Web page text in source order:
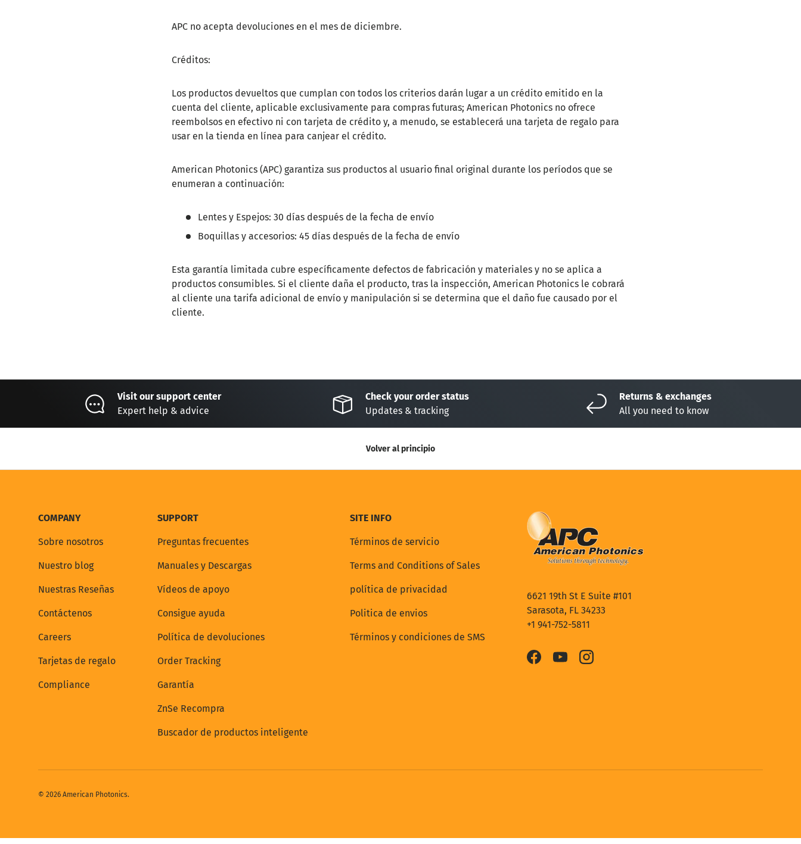
APC no acepta devoluciones en el mes de diciembre.
Créditos:
Los productos devueltos que cumplan con todos los criterios darán lugar a un crédito emitido en la
cuenta del cliente, aplicable exclusivamente para compras futuras; American Photonics no ofrece
reembolsos en efectivo ni con tarjeta de crédito y, a menudo, se establecerá una tarjeta de regalo para
usar en la tienda en línea para canjear el crédito.
American Photonics (APC) garantiza sus productos al usuario final original durante los períodos que se
enumeran a continuación:
Lentes y Espejos: 30 días después de la fecha de envío
Boquillas y accesorios: 45 días después de la fecha de envío
Esta garantía limitada cubre específicamente defectos de fabricación y materiales y no se aplica a
productos consumibles. Si el cliente daña el producto, tras la inspección, American Photonics le cobrará
al cliente una tarifa adicional de envío y manipulación si se determina que el daño fue causado por el
cliente.
Visit our support center
Expert help & advice
Check your order status
Updates & tracking
Returns & exchanges
All you need to know
Volver al principio
COMPANY
Sobre nosotros
Nuestro blog
Nuestras Reseñas
Contáctenos
Careers
Tarjetas de regalo
Compliance
SUPPORT
Preguntas frecuentes
Manuales y Descargas
Vídeos de apoyo
Consigue ayuda
Política de devoluciones
Order Tracking
Garantía
ZnSe Recompra
Buscador de productos inteligente
SITE INFO
Términos de servicio
Terms and Conditions of Sales
política de privacidad
Politica de envios
Términos y condiciones de SMS
6621 19th St E Suite #101
Sarasota, FL 34233
+1 941-752-5811
FacebookYouTubeInstagram
© 2026 American Photonics.